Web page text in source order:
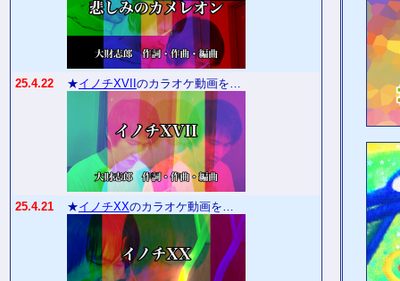
25.4.22 ★イノチXVII のカラオケ動画を…
25.4.21 ★イノチXXのカラオケ動画を…